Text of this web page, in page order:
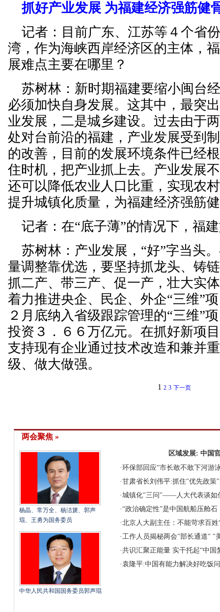
抓好产业发展 为福建经济强筋健
记者：目前广东、江苏等４个省
湾，作为海峡西岸经济区的主体，
展难点主要在哪里？
苏树林：新时期福建要缩小闽台
必须加快自身发展。这其中，最突
业发展，二是城乡建设。过去由于
处对台前沿的福建，产业发展受到
的改善，目前的发展环境条件已经
住时机，把产业抓上去。产业发展
还可以降低农业人口比重，实现农
提升城镇化质量，为福建经济强筋
记者：在“底子薄”的情况下，福
苏树林：产业发展，“好”字当头
量调整靠优选，要坚持抓龙头、铸
抓二产、带三产、促一产，壮大实
着力推进央企、民企、外企“三维”
２月底纳入省级跟踪管理的“三维”
投资３．６６万亿元。在抓好新项
支持现有企业通过技术改造和兼并
级、做大做强。
1 2 3 下一页
两会聚焦 »
杨晶、常万全、杨洁篪、郭声
琨、王勇为国务委员
中华人民共和国国务委员郭声琨
区域发展: 中国
·环保部回应“市长敢不敢下河游
·甘肃省长刘伟平:抓住"优先政策
·城镇化"三问"——人大代表谈如
·“政治确定性”是中国航船压舱石
·北京人大副主任：不能苛求百姓
·工作人员揭秘两会"部长通道" "
·共识汇聚正能量 实干托起“中
·袁隆平:中国有能力解决好吃饭